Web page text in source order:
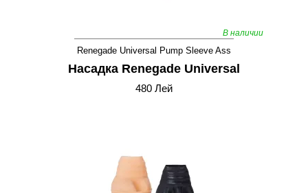
В наличии
Renegade Universal Pump Sleeve Ass
Насадка Renegade Universal
480 Лей